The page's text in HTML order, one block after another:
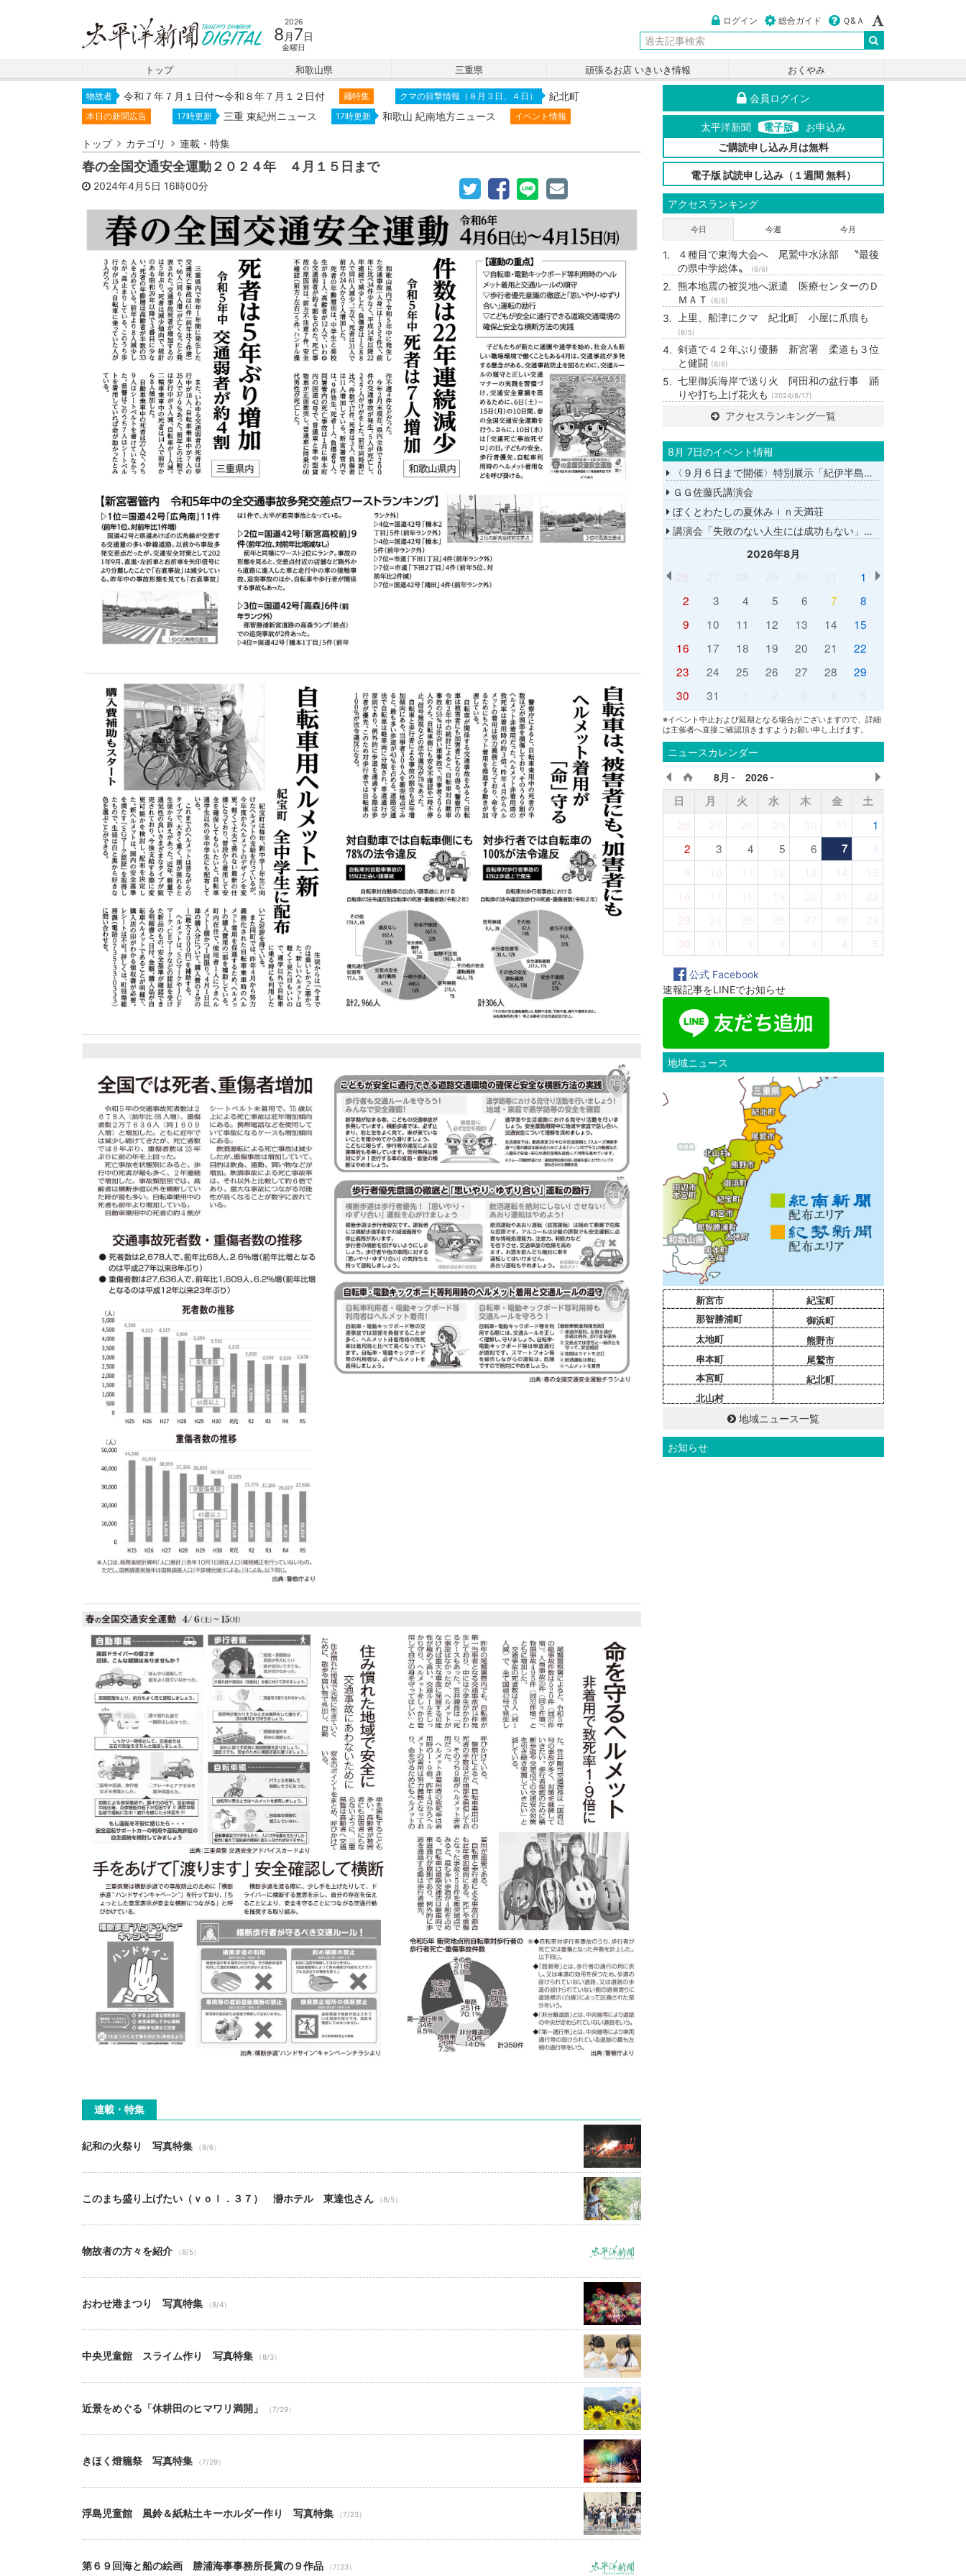
2026
8 月 7日
金曜日
ログイン 総合ガイド Ｑ&Ａ
トップ 和歌山県 三重県 頑張るお店 いきいき情報 おくやみ
物故者 令和７年７月１日付〜令和８年７月１２日付 麺特集 クマの目撃情報（８月３日、４日） 紀北町
本日の新聞広告 17時更新 三重 東紀州ニュース 17時更新 和歌山 紀南地方ニュース イベント情報
トップ カテゴリ 連載・特集
春の全国交通安全運動２０２４年 ４月１５日まで
2024年4月5日 16時00分
連載・特集
紀和の火祭り 写真特集 （8/6）
このまち盛り上げたい（ｖｏｌ．３７） 瀞ホテル 東達也さん （8/5）
物故者の方々を紹介 （8/5）
おわせ港まつり 写真特集 （8/4）
中央児童館 スライム作り 写真特集 （8/3）
近景をめぐる「休耕田のヒマワリ満開」 （7/29）
きほく燈籠祭 写真特集 （7/29）
浮島児童館 風鈴＆紙粘土キーホルダー作り 写真特集 （7/23）
第６９回海と船の絵画 勝浦海事事務所長賞の９作品 （7/23）
会員ログイン
太平洋新聞 電子版
お申込み
ご購読申し込み月は無料
電子版 試読申し込み（１週間 無料）
アクセスランキング
今日 今週 今月
４種目で東海大会へ 尾鷲中水泳部 〝最後
の県中学総体〟
(8/6)
熊本地震の被災地へ派遣 医療センターのＤ
ＭＡＴ
(8/6)
上里、船津にクマ 紀北町 小屋に爪痕も
(8/5)
剣道で４２年ぶり優勝 新宮署 柔道も３位
と健闘 (8/6)
七里御浜海岸で送り火 阿田和の盆行事 踊
りや打ち上げ花火も
(2024/8/17)
アクセスランキング一覧
8月 7日のイベント情報
〈９月６日まで開催〉特別展示「紀伊半島大水害から１５年－あの日を忘れない－」
ＧＧ佐藤氏講演会
ぼくとわたしの夏休みｉｎ天満荘
講演会「失敗のない人生には成功もない」講師：ＧＧ佐藤さん
2026年8月
26
1
2
3 4 5 6 7
8
9
10 11 12 13 14
15
16
17 18 19 20 21
22
23
24 25 26 27 28
29
30
31 5
※イベント中止および延期となる場合がございますので、詳細
は主催者へ直接ご確認頂きますようお願い申し上げます。
ニュースカレンダー
8月 2026
日 月 火 水 木 金
土
26
1
2
3 4 5 6 7
8
9
15
16
22
23
29
30
5
公式 Facebook
速報記事をLINEでお知らせ
地域ニュース
新宮市
那智勝浦町
太地町
串本町
本宮町
北山村
紀宝町
御浜町
熊野市
尾鷲市
紀北町
地域ニュース一覧
お知らせ